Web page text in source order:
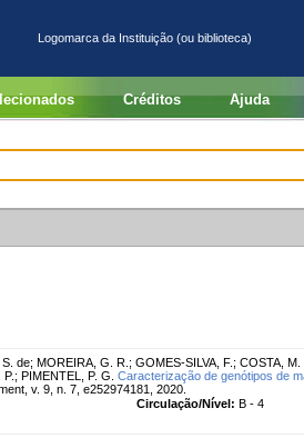
Logomarca da Instituição (ou biblioteca)
Créditos Ajuda
de; MOREIRA, G. R. ; GOMES-SILVA, F. ; COSTA, M.
; PIMENTEL, P. G. Caracterização de genótipos de
v. 9, n. 7, e252974181, 2020.
Circulação/Nível: B - 4